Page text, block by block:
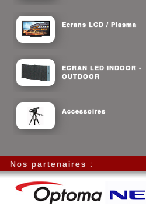
Ecrans LCD / Plasma
ECRAN LED INDOOR -
OUTDOOR
Accessoires
Nos partenaires :